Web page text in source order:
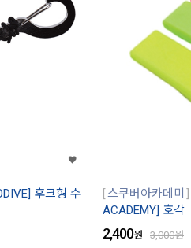
후크형 수
스쿠버아카데미
ACADEMY] 호각
2,400원 3,000원